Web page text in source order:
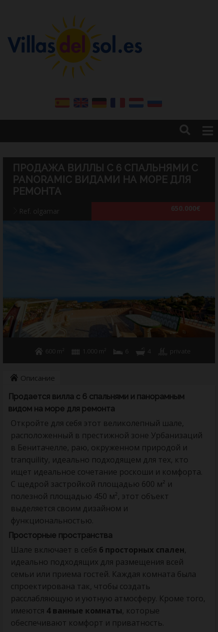
Главная
Продажи
Продать вашу недвижимость
Аренда
Аренда на зимний период
Аренда на длительный срок
ПРОДАЖА ВИЛЛЫ С 6 СПАЛЬНЯМИ С
PANORAMIC ВИДАМИ НА МОРЕ ДЛЯ
РЕМОНТА
Ref. olgamar 650.000€
600 m² 1.000 m² 6 4 private
Описание
Продается вилла с 6 спальнями и панорамным
видом на море для ремонта
Откройте для себя этот великолепный шале,
расположенный в престижной зоне Урбанизаций
в Бенитачелле, раю, окруженном природой и
tranquility, идеально подходящем для тех, кто
ищет идеальное сочетание роскоши и комфорта.
С щедрой застройкой площадью 600 м² и
полезной площадью 450 м², этот объект
выделяется своим дизайном и
функциональностью.
Просторные пространства
Шале включает в себя 6 просторных спален,
идеально подходящих для размещения всей
семьи или приема гостей. Каждая комната была
спроектирована так, чтобы создать
расслабляющую и уютную атмосферу. Кроме того,
имеются 4 ванные комнаты, которые
обеспечивают комфорт и приватность.